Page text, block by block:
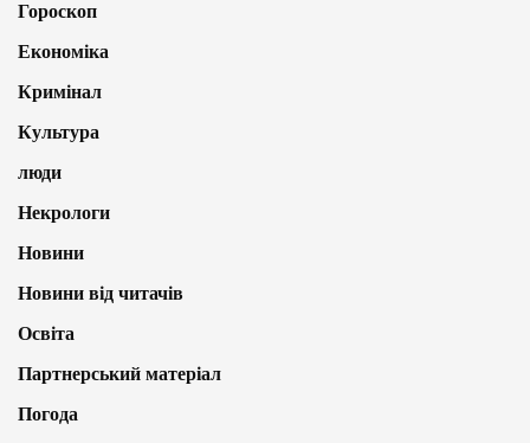
Гороскоп
Економіка
Кримінал
Культура
люди
Некрологи
Новини
Новини від читачів
Освіта
Партнерський матеріал
Погода